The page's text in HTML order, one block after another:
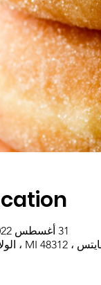
31 أغسطس 2022، 8:45 ص – 9:30 ص